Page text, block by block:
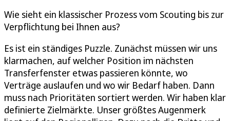
Wie sieht ein klassischer Prozess vom Scouting bis zur
Verpflichtung bei Ihnen aus?
Es ist ein ständiges Puzzle. Zunächst müssen wir uns
klarmachen, auf welcher Position im nächsten
Transferfenster etwas passieren könnte, wo
Verträge auslaufen und wo wir Bedarf haben. Dann
muss nach Prioritäten sortiert werden. Wir haben klar
definierte Zielmärkte. Unser größtes Augenmerk